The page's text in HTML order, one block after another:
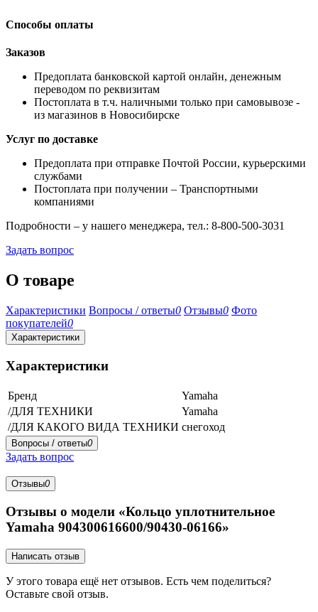
Способы оплаты
Заказов
Предоплата банковской картой онлайн, денежным
переводом по реквизитам
Постоплата в т.ч. наличными только при самовывозе -
из магазинов в Новосибирске
Услуг по доставке
Предоплата при отправке Почтой России, курьерскими
службами
Постоплата при получении – Транспортными
компаниями
Подробности – у нашего менеджера, тел.: 8-800-500-3031
Задать вопрос
О товаре
Характеристики Вопросы / ответы0 Отзывы0 Фото
покупателей0
Характеристики
Характеристики
Бренд
Yamaha
/ДЛЯ ТЕХНИКИ
Yamaha
/ДЛЯ КАКОГО ВИДА ТЕХНИКИ снегоход
Вопросы / ответы0
Задать вопрос
Отзывы0
Отзывы о модели «Кольцо уплотнительное
Yamaha 904300616600/90430-06166»
Написать отзыв
У этого товара ещё нет отзывов. Есть чем поделиться?
Оставьте свой отзыв.